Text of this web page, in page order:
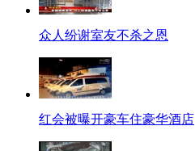
众人纷谢室友不杀之恩
红会被曝开豪车住豪华酒店